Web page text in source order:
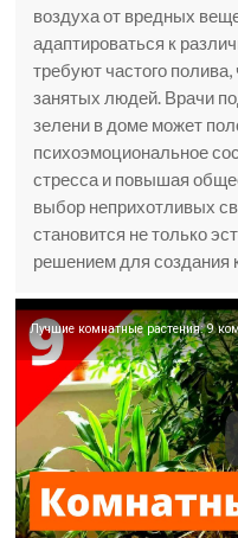
воздуха от вредных
адаптироваться к
требуют частого
занятых людей. Врачи
зелени в доме может
психоэмоциональное
стресса и повышая
выбор неприхотливых
становится не только
решением для
Лучшие комнатные растения: 9